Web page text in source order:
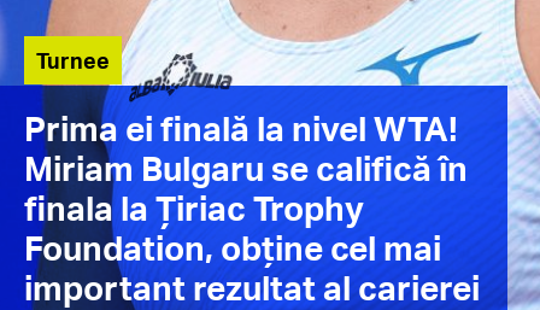
Turnee
Prima ei finală la nivel WTA!
Miriam Bulgaru se califică în
finala la Țiriac Trophy
Foundation, obține cel mai
important rezultat al carierei